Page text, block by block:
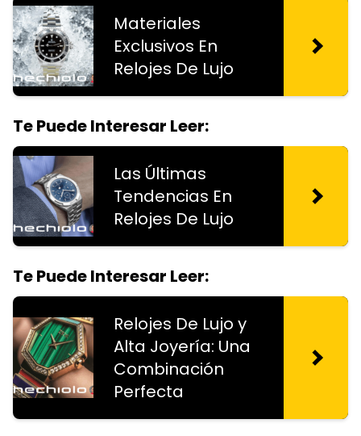
Materiales
Exclusivos En
Relojes De Lujo
Te Puede Interesar Leer:
Las Últimas
Tendencias En
Relojes De Lujo
Te Puede Interesar Leer:
Relojes De Lujo y
Alta Joyería: Una
Combinación
Perfecta